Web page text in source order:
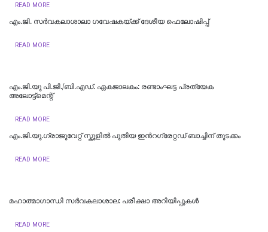
READ MORE
എം.ജി. സര്‍വകലാശാലാ ഗവേഷകയ്ക്ക് ദേശീയ ഫെലോഷിപ്പ്
READ MORE
എം.ജി.യു പി.ജി./ബി.എഡ്. ഏകജാലകം: രണ്ടാംഘട്ട പ്രത്യേക
അലോട്ട്മെന്റ്
READ MORE
എം.ജി.യു.ഗ്രാജുവേറ്റ് സ്കൂളില്‍ പുതിയ ഇന്‍റഗ്രേറ്റഡ് ബാച്ചിന് തുടക്കം
READ MORE
മഹാത്മാഗാന്ധി സർവകലാശാല: പരീക്ഷാ അറിയിപ്പുകൾ
READ MORE